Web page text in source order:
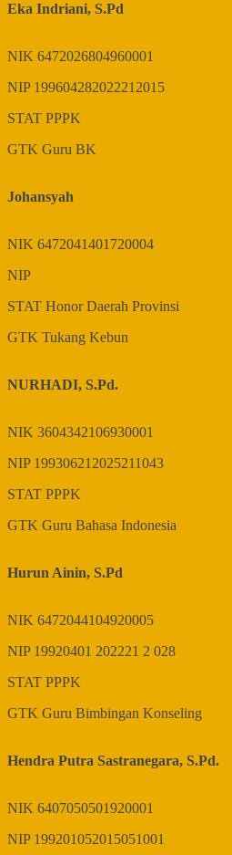
Eka Indriani, S.Pd
NIK 6472026804960001
NIP 199604282022212015
STAT PPPK
GTK Guru BK
Johansyah
NIK 6472041401720004
NIP
STAT Honor Daerah Provinsi
GTK Tukang Kebun
NURHADI, S.Pd.
NIK 3604342106930001
NIP 199306212025211043
STAT PPPK
GTK Guru Bahasa Indonesia
Hurun Ainin, S.Pd
NIK 6472044104920005
NIP 19920401 202221 2 028
STAT PPPK
GTK Guru Bimbingan Konseling
Hendra Putra Sastranegara, S.Pd.
NIK 6407050501920001
NIP 199201052015051001